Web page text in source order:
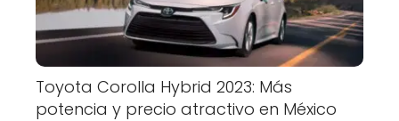
Toyota Corolla Hybrid 2023: Más
potencia y precio atractivo en México